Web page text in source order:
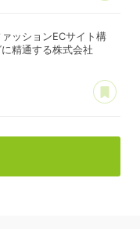
ッションECサイト構
精通する株式会社